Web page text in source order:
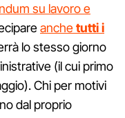
su lavoro e
anchetutti i
lo stesso giorno
(il cui primo
Chi per motivi
dal proprio